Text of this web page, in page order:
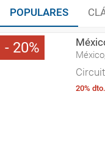
POPULARES
20
20%